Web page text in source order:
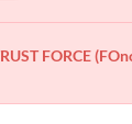
FORCE